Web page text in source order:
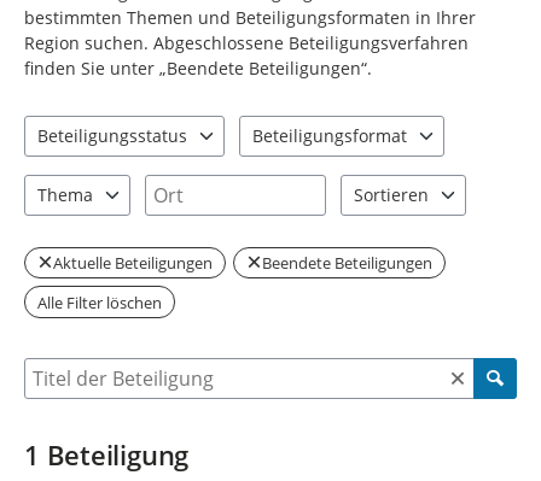
bestimmten Themen und Beteiligungsformaten in Ihrer
Region suchen. Abgeschlossene Beteiligungsverfahren
finden Sie unter „Beendete Beteiligungen“.
Beteiligungsstatus
Beteiligungsformat
Thema
Ort
Sortieren
Aktuelle Beteiligungen
Beendete Beteiligungen
Alle Filter löschen
Suche nach Beteiligung
1 Beteiligung